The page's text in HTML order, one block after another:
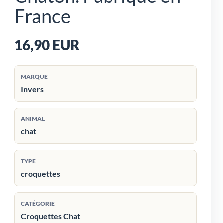
France
16,90 EUR
MARQUE
Invers
ANIMAL
chat
TYPE
croquettes
CATÉGORIE
Croquettes Chat